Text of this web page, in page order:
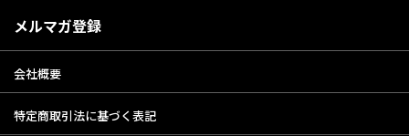
メルマガ登録
会社概要
特定商取引法に基づく表記